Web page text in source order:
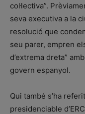
col·lectiva”.
seva executiva a la
resolució que
seu parer, empren
d’extrema dreta”
govern espanyol.
Qui també s’ha
presidenciable